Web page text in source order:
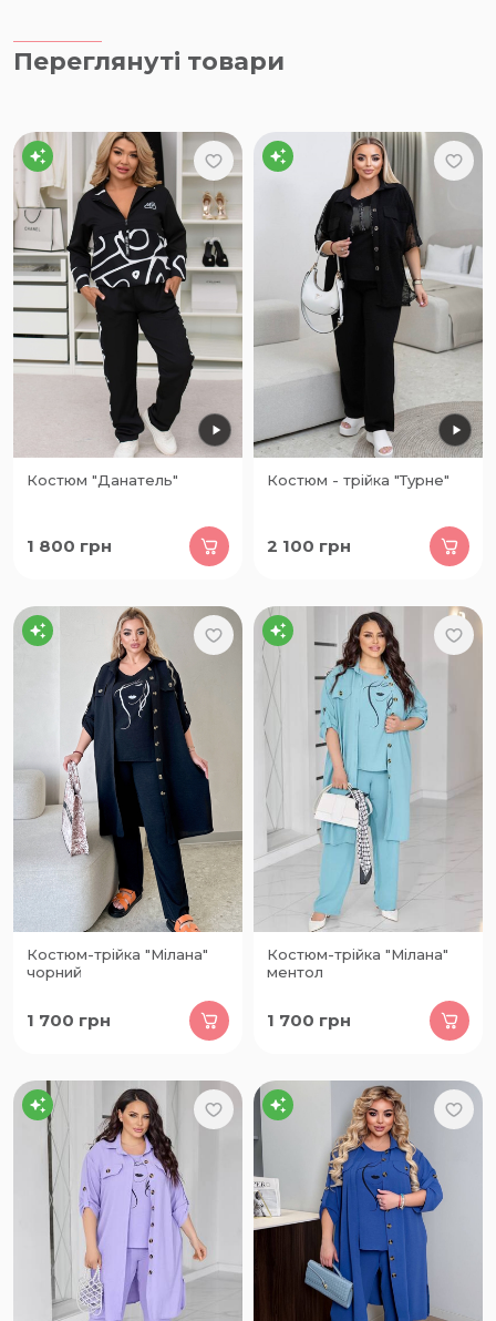
Переглянуті товари
Костюм "Данатель"
1 800 грн
Костюм - трійка "Турне"
2 100 грн
Костюм-трійка "Мілана"
чорний
1 700 грн
Костюм-трійка "Мілана"
ментол
1 700 грн